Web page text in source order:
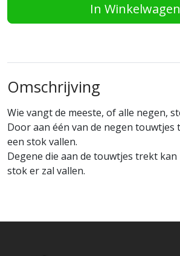
In Winkelwagen
Omschrijving
Wie vangt de meeste, of alle negen,
Door aan één van de negen touwtjes
een stok vallen.
Degene die aan de touwtjes trekt
stok er zal vallen.